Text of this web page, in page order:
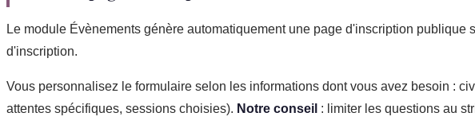
Le module Évènements génère automatiquement une page d'inscription
d'inscription.
Vous personnalisez le formulaire selon les informations dont vous avez besoin :
attentes spécifiques, sessions choisies). Notre conseil : limiter les questions au